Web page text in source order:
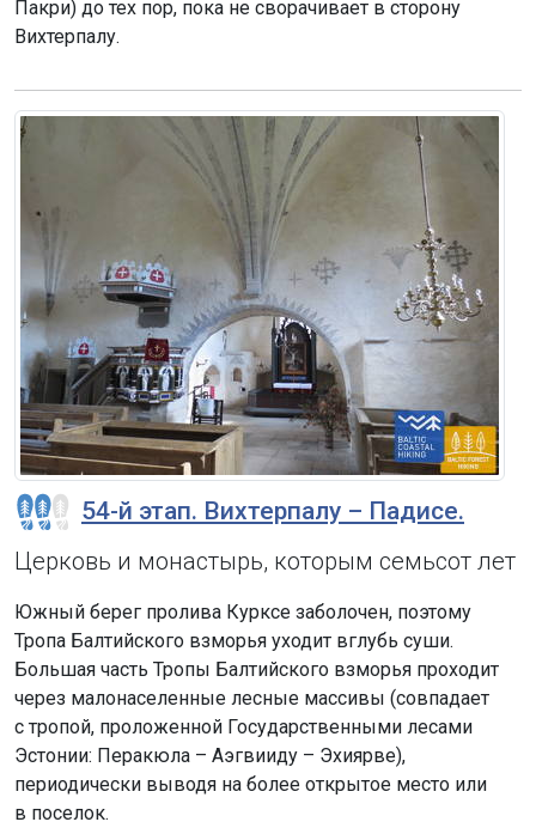
Пакри) до тех пор, пока не сворачивает в сторону
Вихтерпалу.
54-й этап. Вихтерпалу – Падисе.
Церковь и монастырь, которым семьсот лет
Южный берег пролива Курксе заболочен, поэтому
Тропа Балтийского взморья уходит вглубь суши.
Большая часть Тропы Балтийского взморья проходит
через малонаселенные лесные массивы (совпадает
с тропой, проложенной Государственными лесами
Эстонии: Перакюла – Аэгвииду – Эхиярве),
периодически выводя на более открытое место или
в поселок.